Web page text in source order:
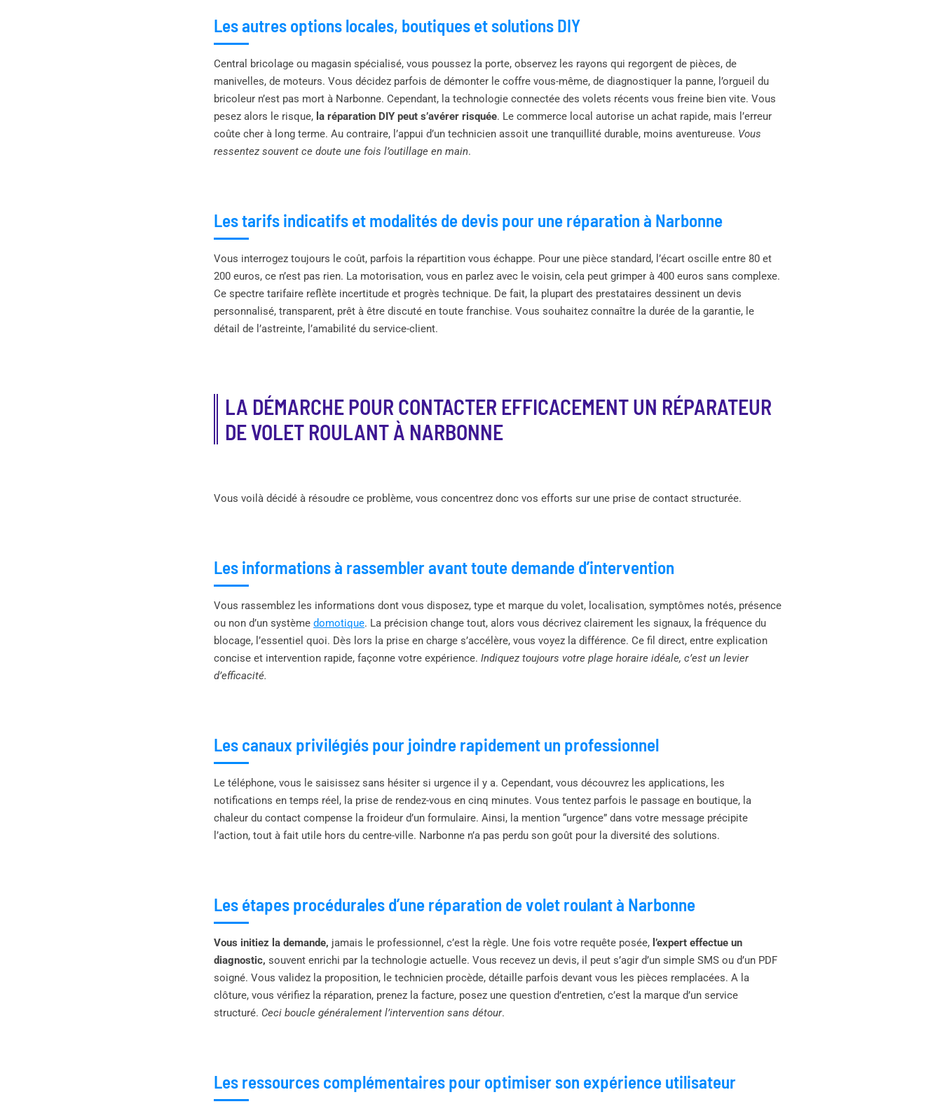
Les autres options locales, boutiques et solutions DIY
Central bricolage ou magasin spécialisé, vous poussez la porte, observez les rayons qui regorgent de pièces, de
manivelles, de moteurs. Vous décidez parfois de démonter le coffre vous-même, de diagnostiquer la panne, l’orgueil du
bricoleur n’est pas mort à Narbonne. Cependant, la technologie connectée des volets récents vous freine bien vite. Vous
pesez alors le risque, la réparation DIY peut s’avérer risquée. Le commerce local autorise un achat rapide, mais l’erreur
coûte cher à long terme. Au contraire, l’appui d’un technicien assoit une tranquillité durable, moins aventureuse. Vous
ressentez souvent ce doute une fois l’outillage en main.
Les tarifs indicatifs et modalités de devis pour une réparation à Narbonne
Vous interrogez toujours le coût, parfois la répartition vous échappe. Pour une pièce standard, l’écart oscille entre 80 et
200 euros, ce n’est pas rien. La motorisation, vous en parlez avec le voisin, cela peut grimper à 400 euros sans complexe.
Ce spectre tarifaire reflète incertitude et progrès technique. De fait, la plupart des prestataires dessinent un devis
personnalisé, transparent, prêt à être discuté en toute franchise. Vous souhaitez connaître la durée de la garantie, le
détail de l’astreinte, l’amabilité du service-client.
LA DÉMARCHE POUR CONTACTER EFFICACEMENT UN RÉPARATEUR
DE VOLET ROULANT À NARBONNE
Vous voilà décidé à résoudre ce problème, vous concentrez donc vos efforts sur une prise de contact structurée.
Les informations à rassembler avant toute demande d’intervention
Vous rassemblez les informations dont vous disposez, type et marque du volet, localisation, symptômes notés, présence
ou non d’un système domotique. La précision change tout, alors vous décrivez clairement les signaux, la fréquence du
blocage, l’essentiel quoi. Dès lors la prise en charge s’accélère, vous voyez la différence. Ce fil direct, entre explication
concise et intervention rapide, façonne votre expérience. Indiquez toujours votre plage horaire idéale, c’est un levier
d’efficacité.
Les canaux privilégiés pour joindre rapidement un professionnel
Le téléphone, vous le saisissez sans hésiter si urgence il y a. Cependant, vous découvrez les applications, les
notifications en temps réel, la prise de rendez-vous en cinq minutes. Vous tentez parfois le passage en boutique, la
chaleur du contact compense la froideur d’un formulaire. Ainsi, la mention “urgence” dans votre message précipite
l’action, tout à fait utile hors du centre-ville. Narbonne n’a pas perdu son goût pour la diversité des solutions.
Les étapes procédurales d’une réparation de volet roulant à Narbonne
Vous initiez la demande, jamais le professionnel, c’est la règle. Une fois votre requête posée, l’expert effectue un
diagnostic, souvent enrichi par la technologie actuelle. Vous recevez un devis, il peut s’agir d’un simple SMS ou d’un PDF
soigné. Vous validez la proposition, le technicien procède, détaille parfois devant vous les pièces remplacées. A la
clôture, vous vérifiez la réparation, prenez la facture, posez une question d’entretien, c’est la marque d’un service
structuré. Ceci boucle généralement l’intervention sans détour.
Les ressources complémentaires pour optimiser son expérience utilisateur